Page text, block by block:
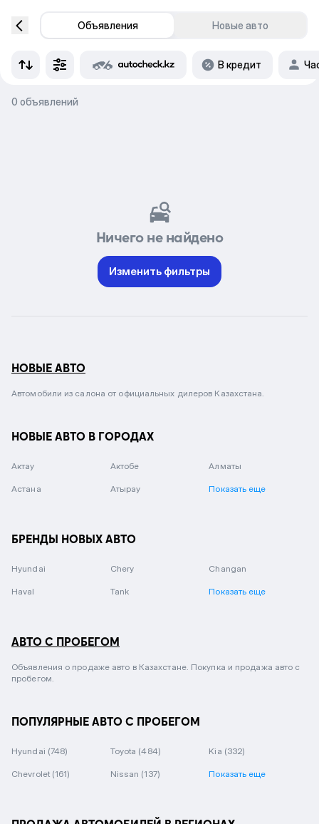
Объявления Новые авто
В кредит
0 объявлений
Ничего не найдено
Изменить фильтры
НОВЫЕ АВТО
Автомобили из салона от официальных дилеров Казахстана.
НОВЫЕ АВТО В ГОРОДАХ
Актау Актобе Алматы
Астана Атырау Показать еще
БРЕНДЫ НОВЫХ АВТО
Hyundai Chery Changan
Haval Tank Показать еще
АВТО С ПРОБЕГОМ
Объявления о продаже авто в Казахстане. Покупка и продажа авто с
пробегом.
ПОПУЛЯРНЫЕ АВТО С ПРОБЕГОМ
Hyundai (748) Toyota (484) Kia (332)
Chevrolet (161) Nissan (137) Показать еще